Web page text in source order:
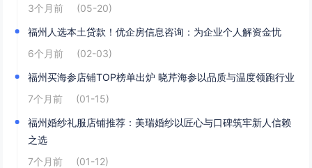
3个月前
(05-20)
福州人选本土贷款！优企房信息咨询：为企业个人解资金忧
6个月前
(02-03)
福州买海参店铺TOP榜单出炉 晓芹海参以品质与温度领跑行业
7个月前
(01-15)
​福州婚纱礼服店铺推荐：美瑞婚纱以匠心与口碑筑牢新人信赖
之选
7个月前
(01-12)